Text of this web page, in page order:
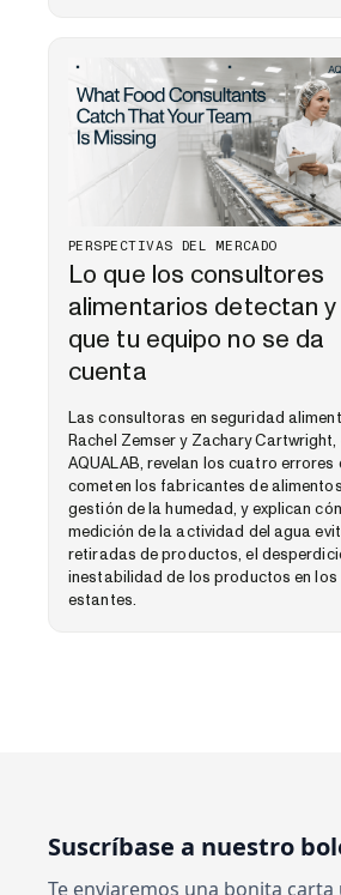
PERSPECTIVAS DEL MERCADO
Lo que los consultores
alimentarios detectan y
que tu equipo no se da
cuenta
Las consultoras en seguridad
Rachel Zemser y Zachary Cartwright,
AQUALAB, revelan los cuatro errores
cometen los fabricantes de
gestión de la humedad, y explican
medición de la actividad del agua
retiradas de productos, el
inestabilidad de los productos en los
estantes.
Suscríbase a nuestro
Te enviaremos una bonita carta